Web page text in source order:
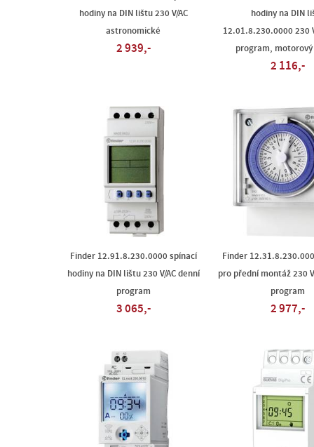
hodiny na DIN lištu 230 V/AC
astronomické
2 939,-
hodiny na DIN
12.01.8.230.0000 230
program, motorový
2 116,-
Finder 12.91.8.230.0000 spínací
hodiny na DIN lištu 230 V/AC denní
program
3 065,-
Finder
pro přední montáž 230
program
2 977,-